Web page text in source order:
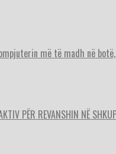
më të madh në
PËR REVANSHIN NË